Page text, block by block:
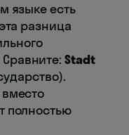
языке есть
разница
Stadt
полностью